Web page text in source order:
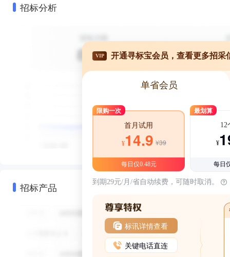
招标分析
招标产品
VIP 开通寻标宝会员，查看更多招采
单省会员
限购一次
首月试用
¥14.9 ¥39
每日仅0.48元
最划算
12
¥
每日
到期29元/月/省自动续费，可随时取消。
标讯详情查看
关键电话直连